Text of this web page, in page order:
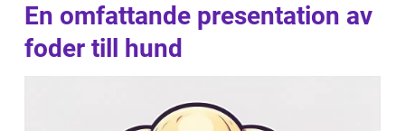
En omfattande presentation av
foder till hund